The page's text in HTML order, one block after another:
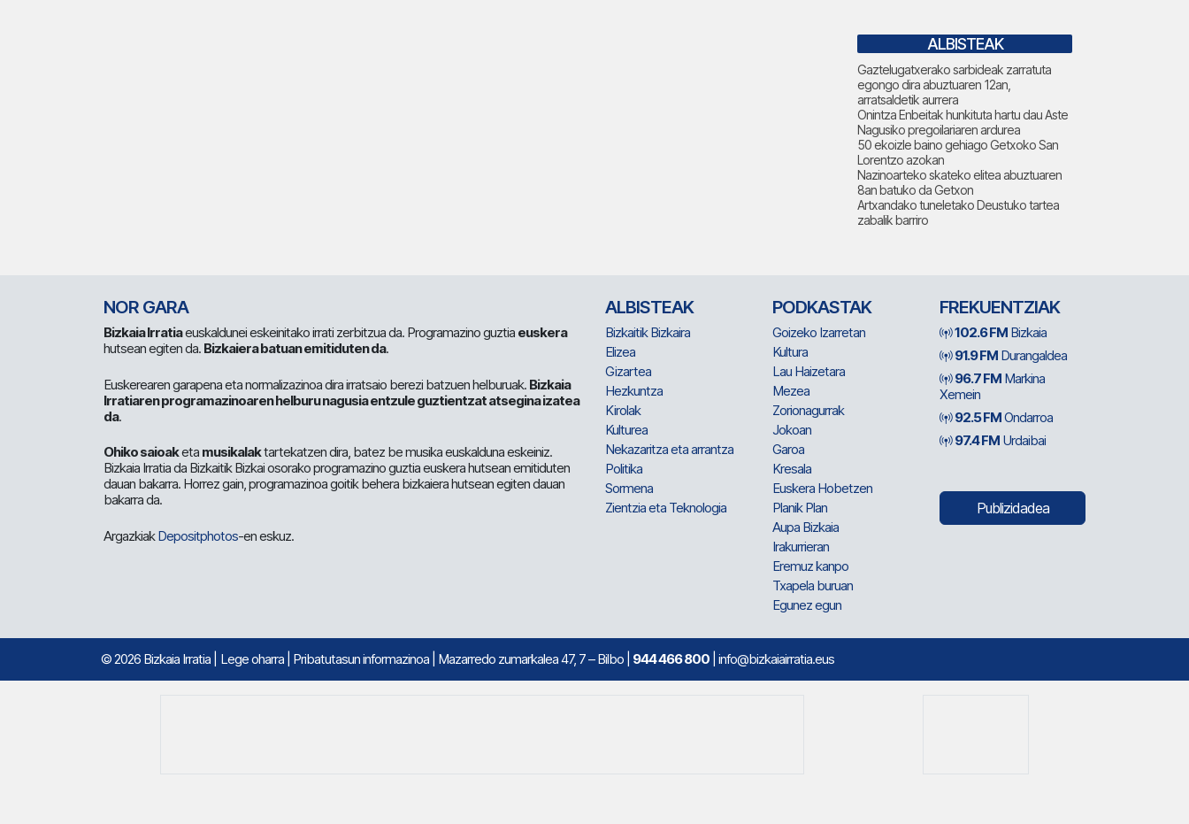
ALBISTEAK
Gaztelugatxerako sarbideak zarratuta
egongo dira abuztuaren 12an,
arratsaldetik aurrera
Onintza Enbeitak hunkituta hartu dau Aste
Nagusiko pregoilariaren ardurea
50 ekoizle baino gehiago Getxoko San
Lorentzo azokan
Nazinoarteko skateko elitea abuztuaren
8an batuko da Getxon
Artxandako tuneletako Deustuko tartea
zabalik barriro
NOR GARA
Bizkaia Irratiaeuskaldunei eskeinitako irrati zerbitzua da. Programazino guztia euskera
hutsean egiten da. Bizkaiera batuan emitiduten da.
Euskerearen garapena eta normalizazinoa dira irratsaio berezi batzuen helburuak. Bizkaia
Irratiaren programazinoaren helburu nagusia entzule guztientzat atsegina izatea
da.
Ohiko saioaketa musikalaktartekatzen dira, batez be musika euskalduna eskeiniz.
Bizkaia Irratia da Bizkaitik Bizkai osorako programazino guztia euskera hutsean emitiduten
dauan bakarra. Horrez gain, programazinoa goitik behera bizkaiera hutsean egiten dauan
bakarra da.
ArgazkiakDepositphotos-en eskuz.
ALBISTEAK
Bizkaitik Bizkaira
Elizea
Gizartea
Hezkuntza
Kirolak
Kulturea
Nekazaritza eta arrantza
Politika
Sormena
Zientzia eta Teknologia
PODKASTAK
Goizeko Izarretan
Kultura
Lau Haizetara
Mezea
Zorionagurrak
Jokoan
Garoa
Kresala
Euskera Hobetzen
Planik Plan
Aupa Bizkaia
Irakurrieran
Eremuz kanpo
Txapela buruan
Egunez egun
FREKUENTZIAK
102.6 FM Bizkaia
91.9 FM Durangaldea
96.7 FM Markina
Xemein
92.5 FMOndarroa
97.4 FM Urdaibai
Publizidadea
© 2026 Bizkaia Irratia Lege oharra Pribatutasun informazinoa | Mazarredo zumarkalea 47, 7 – Bilbo | 944 466 800 | info@bizkaiairratia.eus